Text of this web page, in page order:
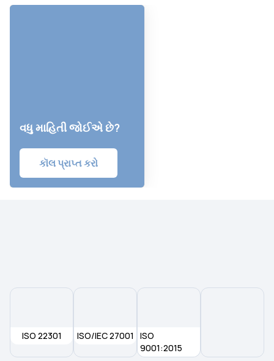
વધુ માહિતી જોઈએ છે?
કૉલ પ્રાપ્ત કરો
ISO 22301 ISO/IEC 27001
ISO
9001:2015